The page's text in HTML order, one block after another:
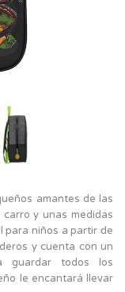
amantes de las
y unas medidas
para niños a partir de
y cuenta con un
guardar todos los
le encantará llevar